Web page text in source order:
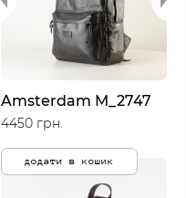
Amsterdam M_2747
4450 грн.
додати в кошик